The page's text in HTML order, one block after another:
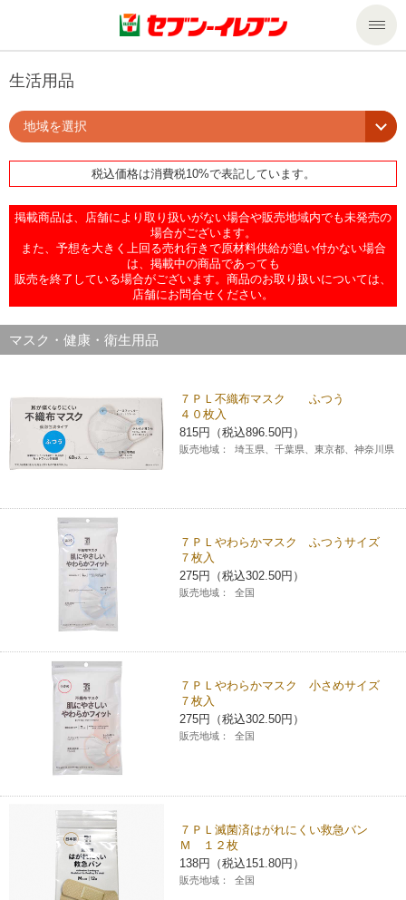
商品のご案内
商品のご案内トップ
今週の新商品
商品カテゴリ一覧
セブンプレミアム
ギフト
ニンテンドー・ダウンロードカード
セール・キャンペーン
nanacoトップ
マルチコピー機でできること
コピー
スキャン
チケット
プリペイドサービス
スポーツ振興くじ
学び・教育
宅配便
セブン銀行ATM
ご利用可能なお支払い方法
各種料金のお支払い
スマホプリペイド
レジでApple Accountにチャージ
コインランドリー（店舗限定）
宅配ロッカー（店舗限定）
チケットサービス
チケットぴあ
イープラス
CNプレイガイド
タワーレコード
セブンネットショッピング
停電時のサービス停止のお知らせ
企業情報トップ
ニュースリリース
企業理念
貸借対照表・損益計算書
売上高、店舗数推移
セブン‐イレブンの海外事業
セブン‐イレブンの「商品力」
セブン-イレブンの横顔
私たちの取組み
サステナビリティ
セブン＆アイ・ホールディングスの重点課題
サステナビリティ推進体制
GREEN CHALLENGE 2050
サステナビリティニュース
サステナビリティレポート
加盟店オーナー募集
アルバイト情報 採用情報
店舗検索
ネットショッピング
お問い合わせ
Language
English (Services)
中文[繁體字](服務)
简体中文(服务)
한국어(서비스)
生活用品
地域を選択
税込価格は消費税10%で表記しています。
掲載商品は、店舗により取り扱いがない場合や販売地域内でも未発売の
場合がございます。
また、予想を大きく上回る売れ行きで原材料供給が追い付かない場合
は、掲載中の商品であっても
販売を終了している場合がございます。商品のお取り扱いについては、
店舗にお問合せください。
マスク・健康・衛生用品
７ＰＬ不織布マスク ふつう
４０枚入
815円（税込896.50円）
販売地域： 埼玉県、千葉県、東京都、神奈川県
７ＰＬやわらかマスク ふつうサイズ
７枚入
275円（税込302.50円）
販売地域： 全国
７ＰＬやわらかマスク 小さめサイズ
７枚入
275円（税込302.50円）
販売地域： 全国
７ＰＬ滅菌済はがれにくい救急バン
Ｍ １２枚
138円（税込151.80円）
販売地域： 全国